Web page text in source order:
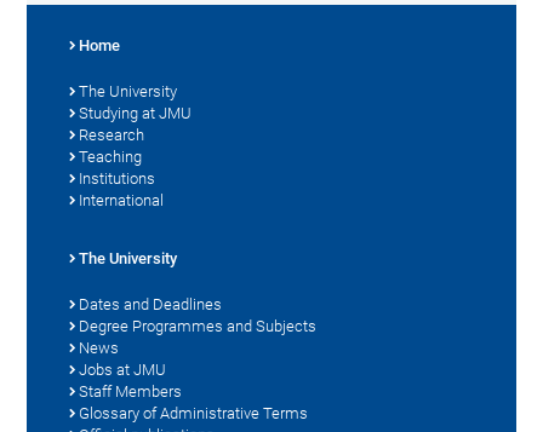
Home
The University
Studying at JMU
Research
Teaching
Institutions
International
The University
Dates and Deadlines
Degree Programmes and Subjects
News
Jobs at JMU
Staff Members
Glossary of Administrative Terms